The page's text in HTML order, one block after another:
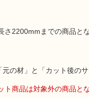
2200mmまでの商品とな
の材」と「カット後の
商品は対象外の商品とな